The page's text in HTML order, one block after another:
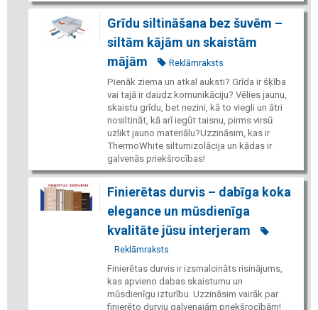
Grīdu siltināšana bez šuvēm –
siltām kājām un skaistām
mājām
Reklāmraksts
Pienāk ziema un atkal auksti? Grīda ir šķība
vai tajā ir daudz komunikāciju? Vēlies jaunu,
skaistu grīdu, bet nezini, kā to viegli un ātri
nosiltināt, kā arī iegūt taisnu, pirms virsū
uzlikt jauno materiālu?Uzzināsim, kas ir
ThermoWhite siltumizolācija un kādas ir
galvenās priekšrocības!
Finierētas durvis – dabīga koka
elegance un mūsdienīga
kvalitāte jūsu interjeram
Reklāmraksts
Finierētas durvis ir izsmalcināts risinājums,
kas apvieno dabas skaistumu un
mūsdienīgu izturību. Uzzināsim vairāk par
finierēto durvju galvenajām priekšrocībām!